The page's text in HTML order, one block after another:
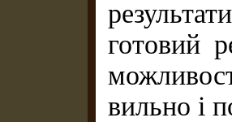
готовий
вильно і